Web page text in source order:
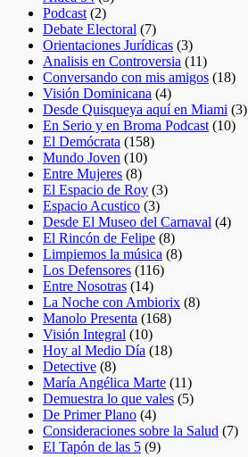
Podcast (2)
Debate Electoral (7)
Orientaciones Jurídicas (3)
Analisis en Controversia (11)
Conversando con mis amigos (18)
Visión Dominicana (4)
Desde Quisqueya aquí en Miami (3)
En Serio y en Broma Podcast (10)
El Demócrata (158)
Mundo Joven (10)
Entre Mujeres (8)
El Espacio de Roy (3)
Espacio Acustico (3)
Desde El Museo del Carnaval (4)
El Rincón de Felipe (8)
Limpiemos la música (8)
Los Defensores (116)
Entre Nosotras (14)
La Noche con Ambiorix (8)
Manolo Presenta (168)
Visión Integral (10)
Hoy al Medio Día (18)
Detective (8)
María Angélica Marte (11)
Demuestra lo que vales (5)
De Primer Plano (4)
Consideraciones sobre la Salud (7)
El Tapón de las 5 (9)